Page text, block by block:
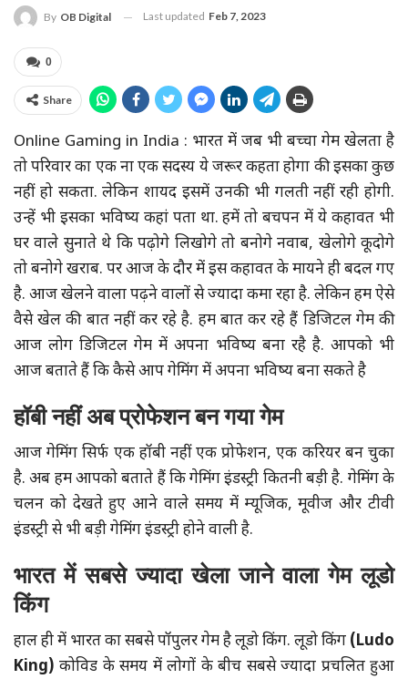
By OB Digital Last updated Feb 7, 2023
0
Share
Online Gaming in India : भारत में जब भी बच्चा गेम खेलता है
तो परिवार का एक ना एक सदस्य ये जरूर कहता होगा की इसका कुछ
नहीं हो सकता. लेकिन शायद इसमें उनकी भी गलती नहीं रही होगी.
उन्हें भी इसका भविष्य कहां पता था. हमें तो बचपन में ये कहावत भी
घर वाले सुनाते थे कि पढ़ोगे लिखोगे तो बनोगे नवाब, खेलोगे कूदोगे
तो बनोगे खराब. पर आज के दौर में इस कहावत के मायने ही बदल गए
है. आज खेलने वाला पढ़ने वालों से ज्यादा कमा रहा है. लेकिन हम ऐसे
वैसे खेल की बात नहीं कर रहे है. हम बात कर रहे हैं डिजिटल गेम की
आज लोग डिजिटल गेम में अपना भविष्य बना रहै है. आपको भी
आज बताते हैं कि कैसे आप गेमिंग में अपना भविष्य बना सकते है
हॉबी नहीं अब प्रोफेशन बन गया गेम
आज गेमिंग सिर्फ एक हॉबी नहीं एक प्रोफेशन, एक करियर बन चुका
है. अब हम आपको बताते हैं कि गेमिंग इंडस्ट्री कितनी बड़ी है. गेमिंग के
चलन को देखते हुए आने वाले समय में म्यूजिक, मूवीज और टीवी
इंडस्ट्री से भी बड़ी गेमिंग इंडस्ट्री होने वाली है.
भारत में सबसे ज्यादा खेला जाने वाला गेम लूडो
किंग
हाल ही में भारत का सबसे पॉपुलर गेम है लूडो किंग. लूडो किंग (Ludo
King) कोविड के समय में लोगों के बीच सबसे ज्यादा प्रचलित हुआ